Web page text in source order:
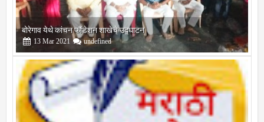
बोरेगाव येथे कांचन फौंडेशन शाखेचे उद्घाटन
Mar 2021 undefined
सोलापूर जिल्हा वृत्तपत्र लेखकमंच कडून वार्षिक पत्रलेखन स्पर्धेचे आयोजन